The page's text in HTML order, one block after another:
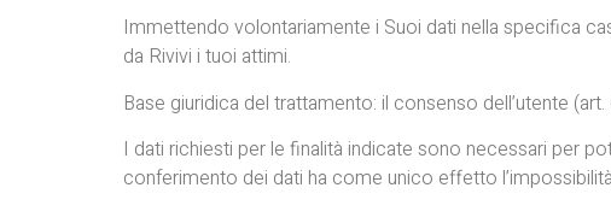
Immettendo volontariamente i Suoi dati nella specifica
da Rivivi i tuoi attimi.
Base giuridica del trattamento: il consenso dell’utente
I dati richiesti per le finalità indicate sono necessari per
conferimento dei dati ha come unico effetto